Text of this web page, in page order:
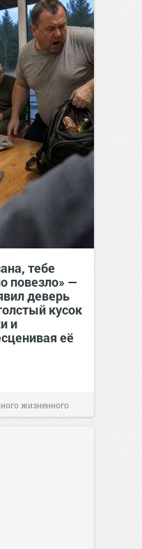
тебе
повезло» —
деверь
кусок
и
её
жизненного